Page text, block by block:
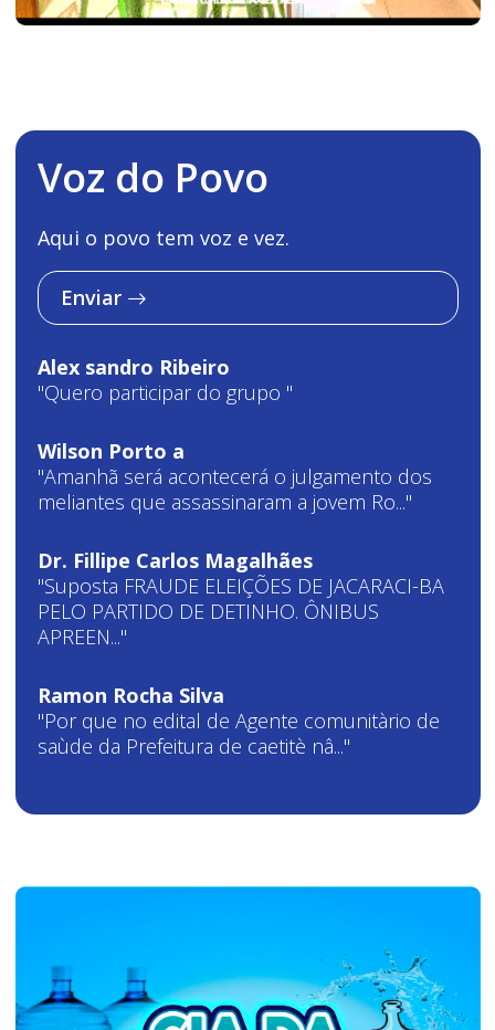
Voz do Povo
Aqui o povo tem voz e vez.
Enviar
Alex sandro Ribeiro
"Quero participar do grupo "
Wilson Porto a
"Amanhã será acontecerá o julgamento dos
meliantes que assassinaram a jovem Ro..."
Dr. Fillipe Carlos Magalhães
"Suposta FRAUDE ELEIÇÕES DE JACARACI-BA
PELO PARTIDO DE DETINHO. ÔNIBUS
APREEN..."
Ramon Rocha Silva
"Por que no edital de Agente comunitàrio de
saùde da Prefeitura de caetitè nâ..."